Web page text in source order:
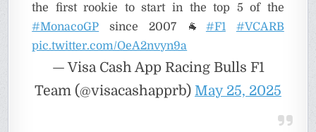
the first rookie to start in the top 5 of the
#MonacoGP since 2007 🐐 #F1
#VCARB
pic.twitter.com/OeA2nvyn9a
— Visa Cash App Racing Bulls F1
Team (@visacashapprb) May 25, 2025